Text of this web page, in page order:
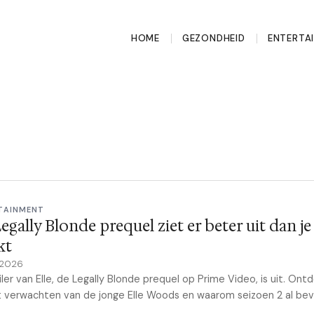
HOME GEZONDHEID
Blonde prequel ziet er beter uit dan je
van Elle, de Legally Blonde prequel op Prime Video, is uit.
verwachten van de jonge Elle Woods en waarom seizoen 2 al